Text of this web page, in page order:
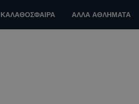
ΚΑΛΑΘΟΣΦΑΙΡΑ ΑΛΛΑ ΑΘΛΗΜΑΤΑ